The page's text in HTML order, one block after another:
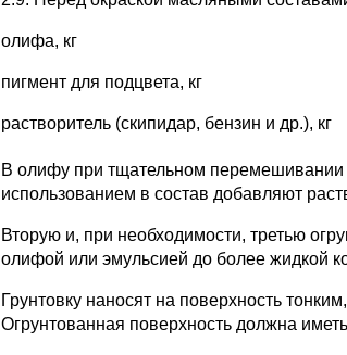
олифа,
пигмент для
растворитель (скипидар,
В олифу при тщательном перемешивании
использованием в состав добавляют
Вторую и, при необходимости, третью
олифой или эмульсией до более жидкой
Грунтовку наносят на поверхность
Огрунтованная поверхность должна